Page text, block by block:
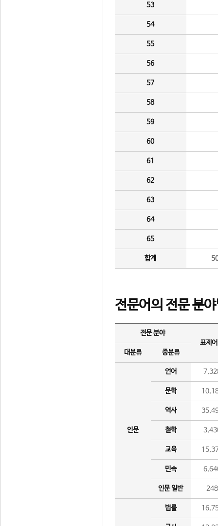
53
54
55
56
57
58
59
60
61
62
63
64
65
합계
전문어의 전문 분
전문 분야
표제
대분류
중분류
인문
언어
문학
역사
철학
교육
민속
인문 일반 248
법률